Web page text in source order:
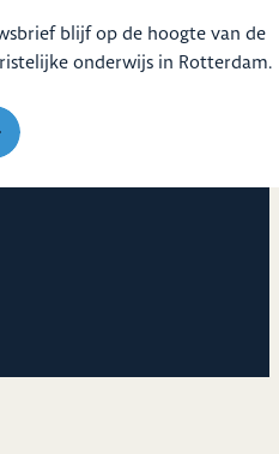
blijf op de hoogte van de
onderwijs in Rotterdam.